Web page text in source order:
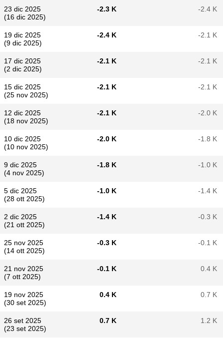
23 dic 2025
(16 dic 2025)
-2.3 K -2.4 K
19 dic 2025
(9 dic 2025)
-2.4 K -2.1 K
17 dic 2025
(2 dic 2025)
-2.1 K -2.1 K
15 dic 2025
(25 nov 2025)
-2.1 K -2.1 K
12 dic 2025
(18 nov 2025)
-2.1 K -2.0 K
10 dic 2025
(10 nov 2025)
-2.0 K -1.8 K
9 dic 2025
(4 nov 2025)
-1.8 K -1.0 K
5 dic 2025
(28 ott 2025)
-1.0 K -1.4 K
2 dic 2025
(21 ott 2025)
-1.4 K -0.3 K
25 nov 2025
(14 ott 2025)
-0.3 K -0.1 K
21 nov 2025
(7 ott 2025)
-0.1 K 0.4 K
19 nov 2025
(30 set 2025)
0.4 K 0.7 K
26 set 2025
(23 set 2025)
0.7 K 1.2 K